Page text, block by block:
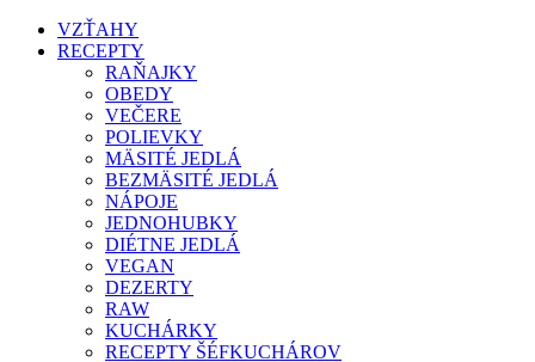
VZŤAHY
RECEPTY
RAŇAJKY
OBEDY
VEČERE
POLIEVKY
MÄSITÉ JEDLÁ
BEZMÄSITÉ JEDLÁ
NÁPOJE
JEDNOHUBKY
DIÉTNE JEDLÁ
VEGAN
DEZERTY
RAW
KUCHÁRKY
RECEPTY ŠÉFKUCHÁROV